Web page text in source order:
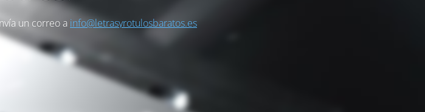
un correo a info@letrasyrotulosbaratos.es